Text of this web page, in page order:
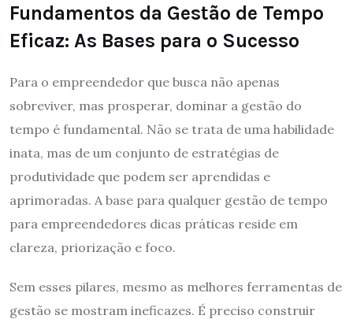
Fundamentos da Gestão de Tempo
Eficaz: As Bases para o Sucesso
Para o empreendedor que busca não apenas
sobreviver, mas prosperar, dominar a gestão do
tempo é fundamental. Não se trata de uma habilidade
inata, mas de um conjunto de estratégias de
produtividade que podem ser aprendidas e
aprimoradas. A base para qualquer gestão de tempo
para empreendedores dicas práticas reside em
clareza, priorização e foco.
Sem esses pilares, mesmo as melhores ferramentas de
gestão se mostram ineficazes. É preciso construir